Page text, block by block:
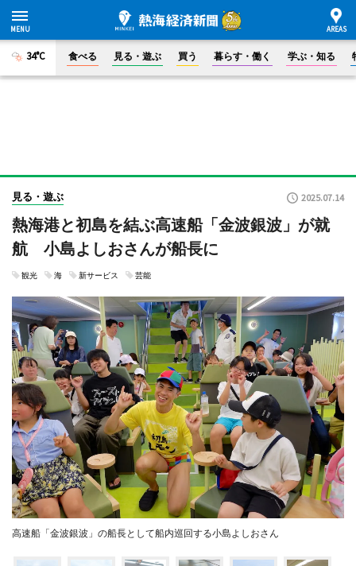
34°C 食べる 見る・遊ぶ 買う 暮らす・働く 学ぶ・知る
見る・遊ぶ 2025.07.14
熱海港と初島を結ぶ高速船「金波銀波」が就
航 小島よしおさんが船長に
観光 海 新サービス 芸能
高速船「金波銀波」の船長として船内巡回する小島よしおさん